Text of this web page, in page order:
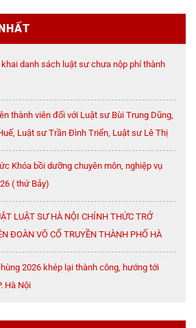
danh sách luật sư chưa nộp phí thành
thành viên đối với Luật sư Bùi Trung Dũng,
Luật sư Trần Đình Triển, Luật sư Lê Thị
Khóa bồi dưỡng chuyên môn, nghiệp vụ
( thứ Bảy)
LUẬT SƯ HÀ NỘI CHÍNH THỨC TRỞ
ĐOÀN VÕ CỔ TRUYỀN THÀNH PHỐ HÀ
2026 khép lại thành công, hướng tới
Hà Nội